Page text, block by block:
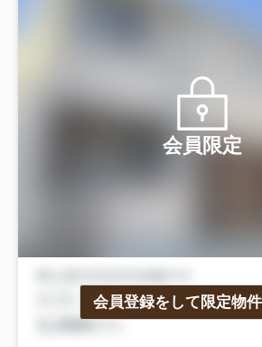
会員限定
会員登録をして限定物